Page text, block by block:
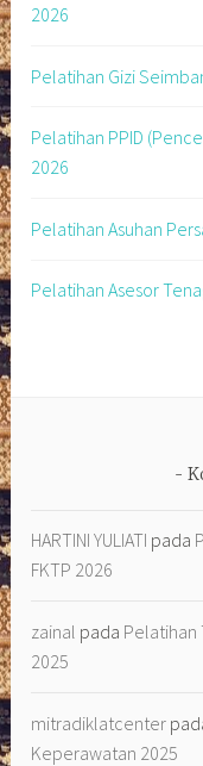
2026
Pelatihan Gizi
Pelatihan PPID
2026
Pelatihan Asuhan
Pelatihan Asesor
HARTINI YULIATI pada
FKTP 2026
zainal pada Pelatihan
2025
mitradiklatcenter
Keperawatan 2025